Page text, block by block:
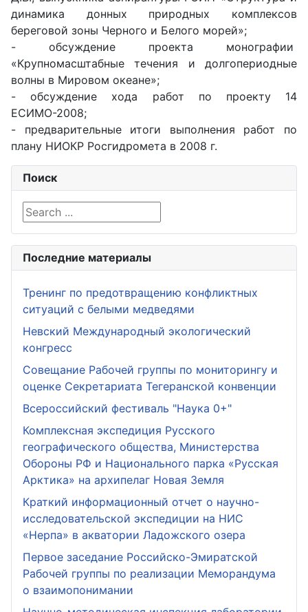
динамика донных природных комплексов
береговой зоны Черного и Белого морей»;
- обсуждение проекта монографии
«Крупномасштабные течения и долгопериодные
волны в Мировом океане»;
- обсуждение хода работ по проекту 14
ЕСИМО-2008;
- предварительные итоги выполнения работ по
плану НИОКР Росгидромета в 2008 г.
Поиск
Search ...
Последние материалы
Тренинг по предотвращению конфликтных
ситуаций с белыми медведями
Невский Международный экологический
конгресс
Совещание Рабочей группы по мониторингу и
оценке Секретариата Тегеранской конвенции
Всероссийский фестиваль "Наука 0+"
Комплексная экспедиция Русского
географического общества, Министерства
Обороны РФ и Национального парка «Русская
Арктика» на архипелаг Новая Земля
Краткий информационный отчет о научно-
исследовательской экспедиции на НИС
«Нерпа» в акватории Ладожского озера
Первое заседание Российско-Эмиратской
Рабочей группы по реализации Меморандума
о взаимопонимании